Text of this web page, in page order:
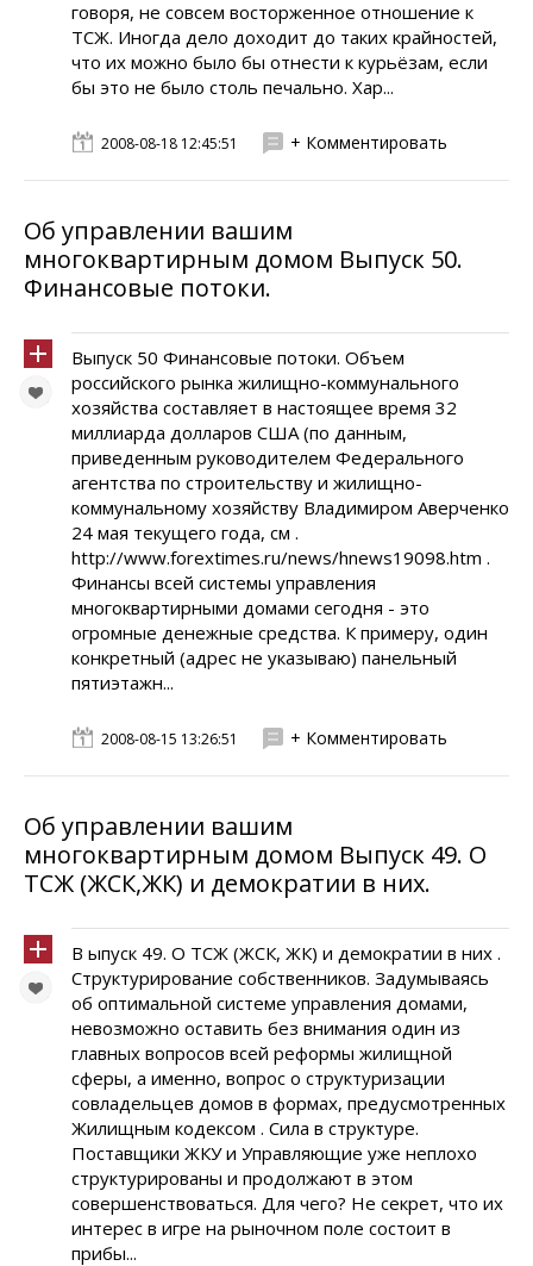
говоря, не совсем восторженное отношение к
ТСЖ. Иногда дело доходит до таких крайностей,
что их можно было бы отнести к курьёзам, если
бы это не было столь печально. Хар...
2008-08-18 12:45:51 + Комментировать
Об управлении вашим
многоквартирным домом Выпуск 50.
Финансовые потоки.
Выпуск 50 Финансовые потоки. Объем
российского рынка жилищно-коммунального
хозяйства составляет в настоящее время 32
миллиарда долларов США (по данным,
приведенным руководителем Федерального
агентства по строительству и жилищно-
коммунальному хозяйству Владимиром Аверченко
24 мая текущего года, см .
http://www.forextimes.ru/news/hnews19098.htm .
Финансы всей системы управления
многоквартирными домами сегодня - это
огромные денежные средства. К примеру, один
конкретный (адрес не указываю) панельный
пятиэтажн...
2008-08-15 13:26:51 + Комментировать
Об управлении вашим
многоквартирным домом Выпуск 49. О
ТСЖ (ЖСК,ЖК) и демократии в них.
В ыпуск 49. О ТСЖ (ЖСК, ЖК) и демократии в них .
Структурирование собственников. Задумываясь
об оптимальной системе управления домами,
невозможно оставить без внимания один из
главных вопросов всей реформы жилищной
сферы, а именно, вопрос о структуризации
совладельцев домов в формах, предусмотренных
Жилищным кодексом . Сила в структуре.
Поставщики ЖКУ и Управляющие уже неплохо
структурированы и продолжают в этом
совершенствоваться. Для чего? Не секрет, что их
интерес в игре на рыночном поле состоит в
прибы...